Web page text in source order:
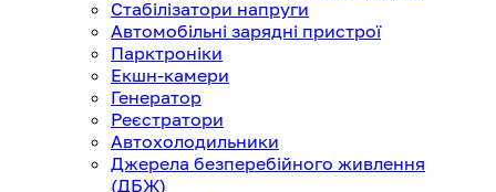
Стабілізатори напруги
Автомобільні зарядні пристрої
Парктроніки
Екшн-камери
Генератор
Реєстратори
Автохолодильники
Джерела безперебійного живлення
(ДБЖ)